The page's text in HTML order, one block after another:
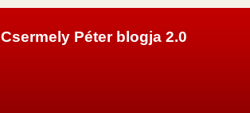
Csermely Péter blogja 2.0